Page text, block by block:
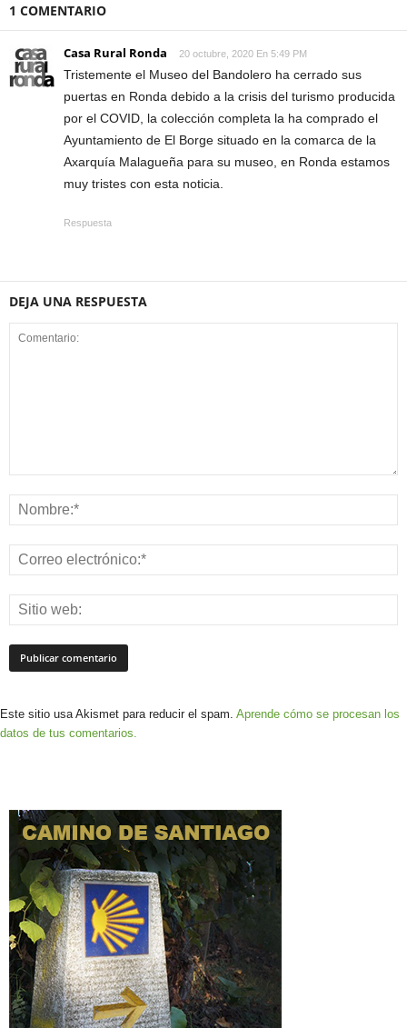
1 COMENTARIO
Casa Rural Ronda 20 octubre, 2020 En 5:49 PM
Tristemente el Museo del Bandolero ha cerrado sus
puertas en Ronda debido a la crisis del turismo producida
por el COVID, la colección completa la ha comprado el
Ayuntamiento de El Borge situado en la comarca de la
Axarquía Malagueña para su museo, en Ronda estamos
muy tristes con esta noticia.
Respuesta
DEJA UNA RESPUESTA
Este sitio usa Akismet para reducir el spam. Aprende cómo se procesan los
datos de tus comentarios.